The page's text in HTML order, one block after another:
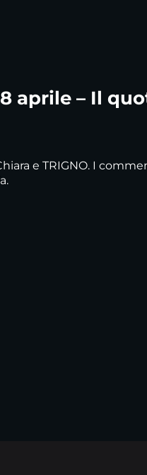
aprile – Il
e TRIGNO. I